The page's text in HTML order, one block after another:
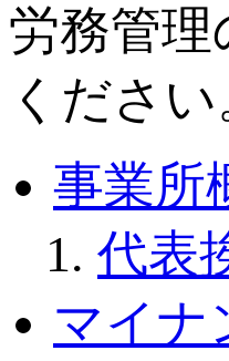
労務管
ください
事業所
代表
マイナ